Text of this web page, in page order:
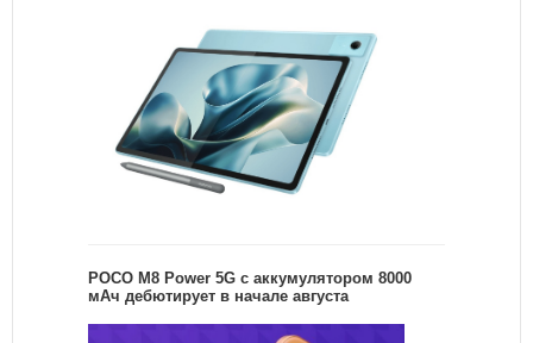
POCO M8 Power 5G с аккумулятором 8000
мАч дебютирует в начале августа